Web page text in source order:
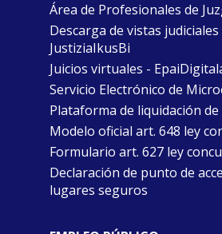
Área de Profesionales de
Descarga de vistas judiciales
JustiziaIkusBi
Juicios virtuales -
Servicio Electrónico de
Plataforma de liquidación
Modelo oficial art. 648 ley
Formulario art. 627 ley
Declaración de punto de
lugares seguros